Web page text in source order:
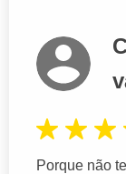
Porque não